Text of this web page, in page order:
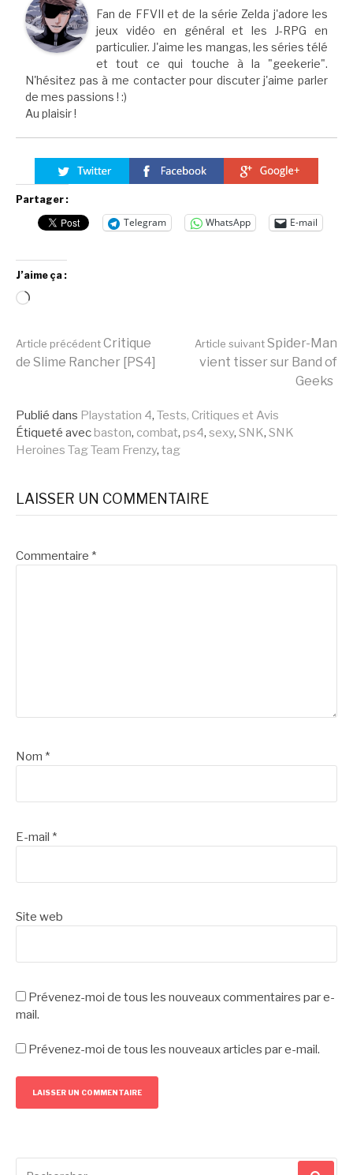
Fan de FFVII et de la série Zelda j'adore les
jeux vidéo en général et les J-RPG en
particulier. J'aime les mangas, les séries télé
et tout ce qui touche à la "geekerie".
N'hésitez pas à me contacter pour discuter j'aime parler
de mes passions ! :)
Au plaisir !
Partager :
Telegram WhatsApp E-mail
J’aime ça :
Chargement…
Lire
la
suite
Article précédentCritique
de Slime Rancher [PS4]
Article suivantSpider-Man
vient tisser sur Band of
Geeks
Publié dans Playstation 4, Tests, Critiques et Avis
Étiqueté avecbaston, combat, ps4, sexy, SNK, SNK
Heroines Tag Team Frenzy, tag
LAISSER UN COMMENTAIRE
Commentaire *
Nom *
E-mail *
Site web
Prévenez-moi de tous les nouveaux commentaires par e-
mail.
Prévenez-moi de tous les nouveaux articles par e-mail.